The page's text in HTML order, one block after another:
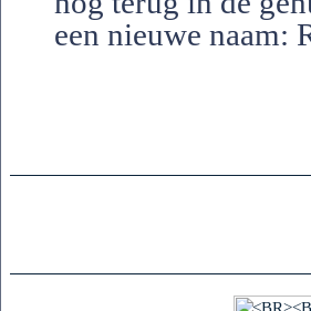
een nieuwe naam: